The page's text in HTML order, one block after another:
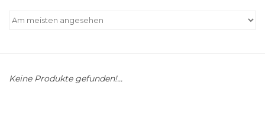
Keine Produkte gefunden!...